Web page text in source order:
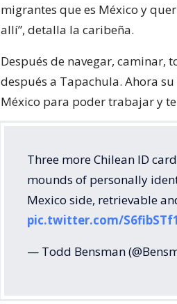
migrantes que es México y
allí”, detalla la caribeña.
Después de navegar, caminar,
después a Tapachula. Ahora
México para poder trabajar y
Three more Chilean ID
mounds of personally
Mexico side, retrievable
pic.twitter.com/
— Todd Bensman